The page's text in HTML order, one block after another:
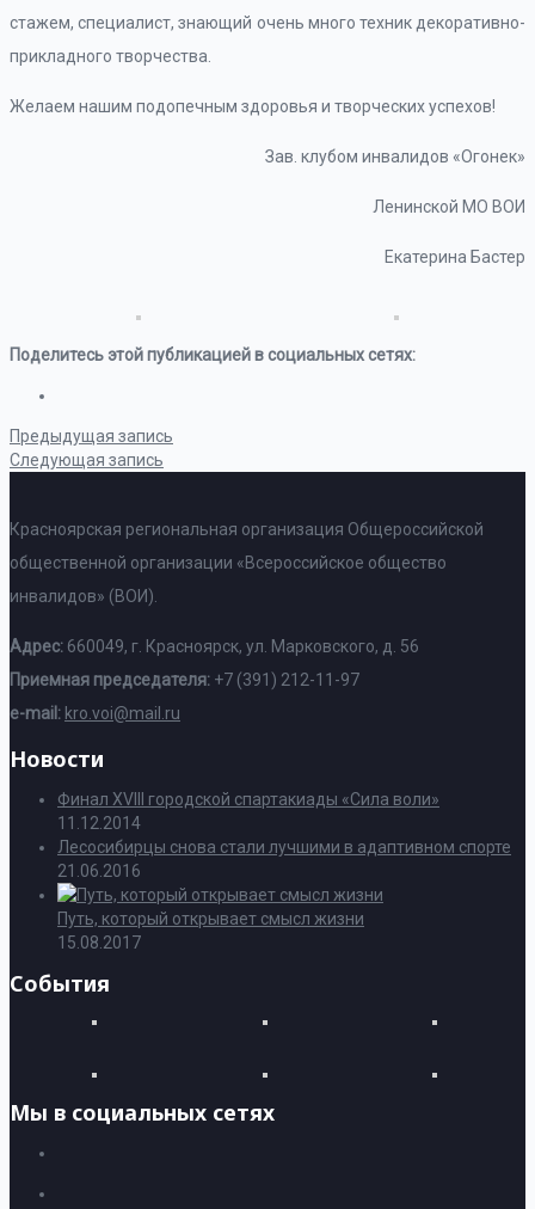
стажем, специалист, знающий очень много техник декоративно-
прикладного творчества.
Желаем нашим подопечным здоровья и творческих успехов!
Зав. клубом инвалидов «Огонек»
Ленинской МО ВОИ
Екатерина Бастер
Поделитесь этой публикацией в социальных сетях:
Предыдущая запись
Следующая запись
Красноярская региональная организация Общероссийской
общественной организации «Всероссийское общество
инвалидов» (ВОИ).
Адрес: 660049, г. Красноярск, ул. Марковского, д. 56
Приемная председателя: +7 (391) 212-11-97
e-mail: kro.voi@mail.ru
Новости
Финал XVIII городской спартакиады «Сила воли»
11.12.2014
Лесосибирцы снова стали лучшими в адаптивном спорте
21.06.2016
Путь, который открывает смысл жизни
15.08.2017
События
Мы в социальных сетях